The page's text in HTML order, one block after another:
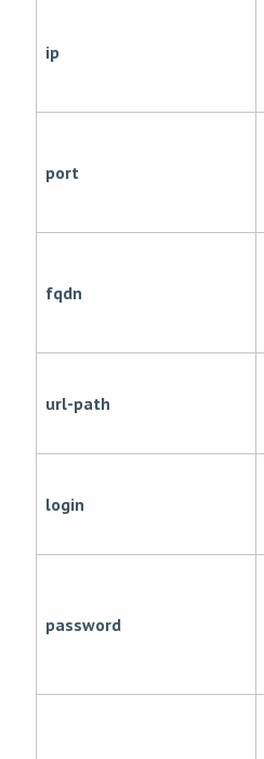
ip
port
fqdn
url-path
login
password